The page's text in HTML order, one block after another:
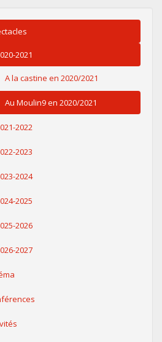
2021
A la castine en 2020/2021
Au Moulin9 en 2020/2021
2022
2023
2024
2025
2026
2027